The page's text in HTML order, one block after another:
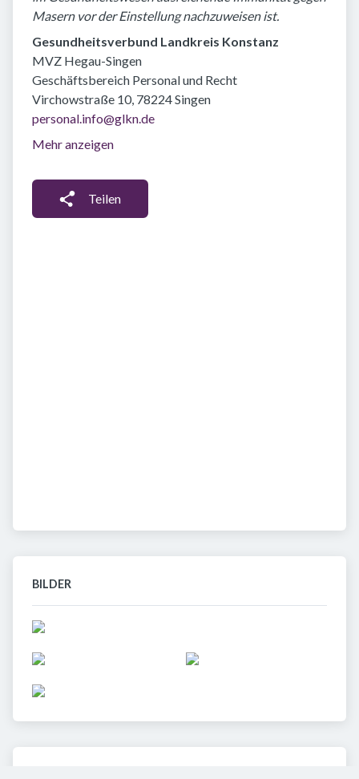
Masern vor der Einstellung nachzuweisen ist.
Gesundheitsverbund Landkreis Konstanz
MVZ Hegau-Singen
Geschäftsbereich Personal und Recht
Virchowstraße 10, 78224 Singen
personal.info@glkn.de
Mehr anzeigen
Teilen
BILDER